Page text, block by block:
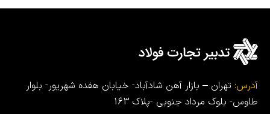
آدرس: تهران – بازار آهن شادآباد- خیابان هفده شهریور- بلوار
طاوس- بلوک مرداد جنوبی -پلاک 163